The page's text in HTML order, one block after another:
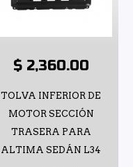
$ 2,360.00
TOLVA INFERIOR DE
MOTOR SECCIÓN
TRASERA PARA
ALTIMA SEDÁN L34